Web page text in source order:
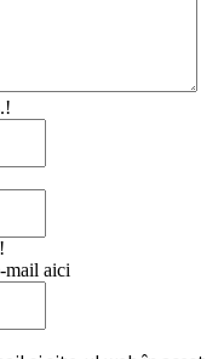
mail aici